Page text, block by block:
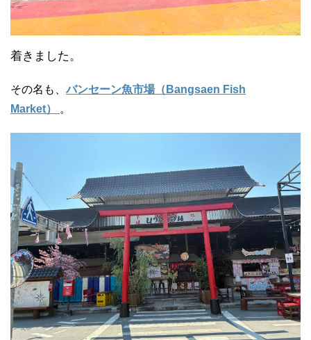
着きました。
その名も、 バンセーン魚市場（Bangsaen Fish
Market）
。